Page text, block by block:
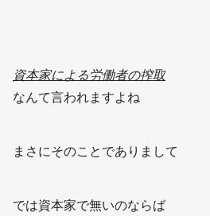
資本家による労働者の搾取
なんて言われますよね
まさにそのことでありまして
では資本家で無いのならば